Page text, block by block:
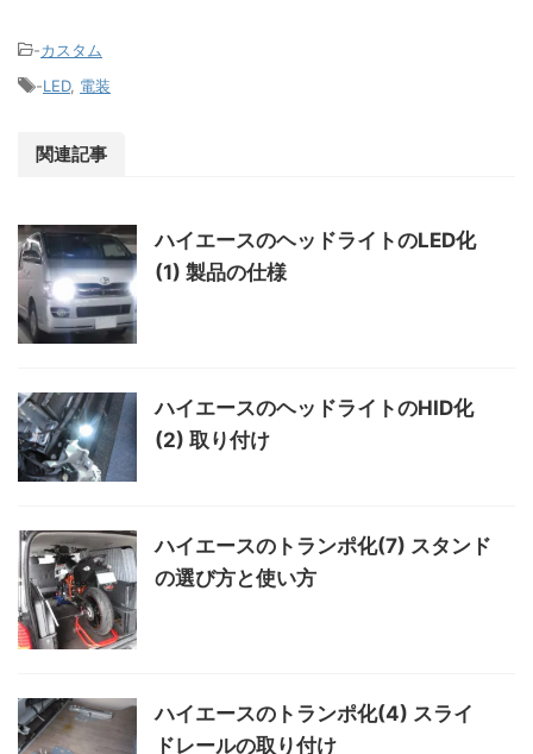
-カスタム
-LED, 電装
関連記事
ハイエースのヘッドライトのLED化
(1) 製品の仕様
ハイエースのヘッドライトのHID化
(2) 取り付け
ハイエースのトランポ化(7) スタンド
の選び方と使い方
ハイエースのトランポ化(4) スライ
ドレールの取り付け